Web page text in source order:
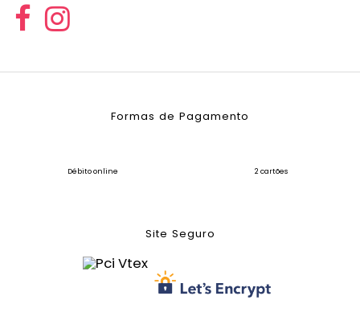
Formas de Pagamento
Débito online 2 cartões
Site Seguro